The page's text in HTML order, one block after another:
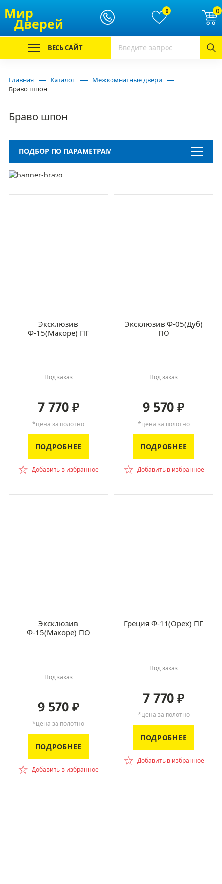
Мир
Дверей
0 0
ВЕСЬ САЙТ
Главная Каталог
Межкомнатные двери
Браво шпон
Браво шпон
ПОДБОР ПО ПАРАМЕТРАМ
Эксклюзив
Ф-15(Макоре) ПГ
Под заказ
7 770 ₽
*цена за полотно
ПОДРОБНЕЕ
☆ Добавить в избранное
Эксклюзив Ф-05(Дуб)
ПО
Под заказ
9 570₽
*цена за полотно
ПОДРОБНЕЕ
☆ Добавить в избранное
Эксклюзив
Ф-15(Макоре) ПО
Под заказ
9 570 ₽
*цена за полотно
ПОДРОБНЕЕ
☆ Добавить в избранное
Греция Ф-11(Орех) ПГ
Под заказ
7 770₽
*цена за полотно
ПОДРОБНЕЕ
☆ Добавить в избранное